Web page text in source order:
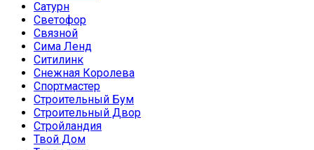
Сатурн
Светофор
Связной
Сима Ленд
Ситилинк
Снежная Королева
Спортмастер
Строительный Бум
Строительный Двор
Стройландия
Твой Дом